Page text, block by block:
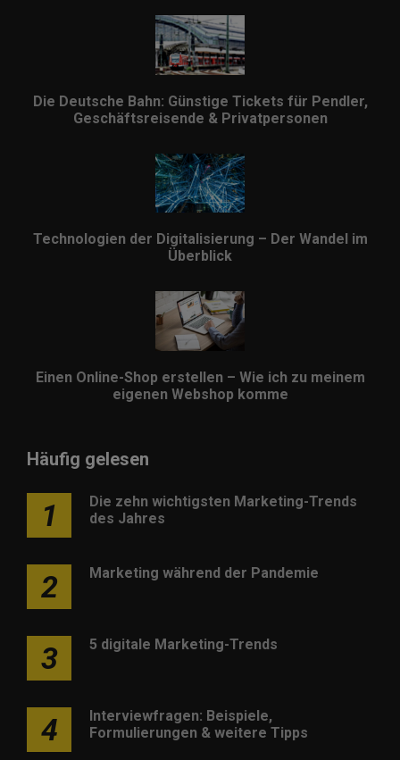
Die Deutsche Bahn: Günstige Tickets für Pendler,
Geschäftsreisende & Privatpersonen
Technologien der Digitalisierung – Der Wandel im
Überblick
Einen Online-Shop erstellen – Wie ich zu meinem
eigenen Webshop komme
Häufig gelesen
1
Die zehn wichtigsten Marketing-Trends
des Jahres
2 Marketing während der Pandemie
3 5 digitale Marketing-Trends
4
Interviewfragen: Beispiele,
Formulierungen & weitere Tipps